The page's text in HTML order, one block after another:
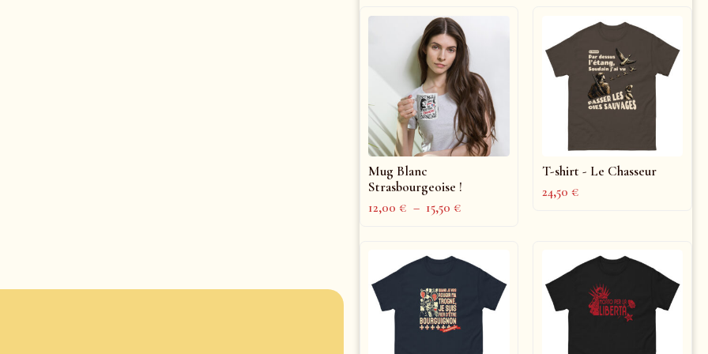
Mug Blanc
Strasbourgeoise !
12,00€ – 15,50€
T-shirt - Le Chasseur
24,50€